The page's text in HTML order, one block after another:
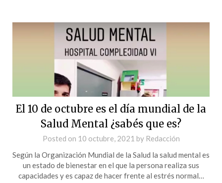
El 10 de octubre es el día mundial de la
Salud Mental ¿sabés que es?
Posted on 10 octubre, 2021 by Redacción
Según la Organización Mundial de la Salud la salud mental es
un estado de bienestar en el que la persona realiza sus
capacidades y es capaz de hacer frente al estrés normal…